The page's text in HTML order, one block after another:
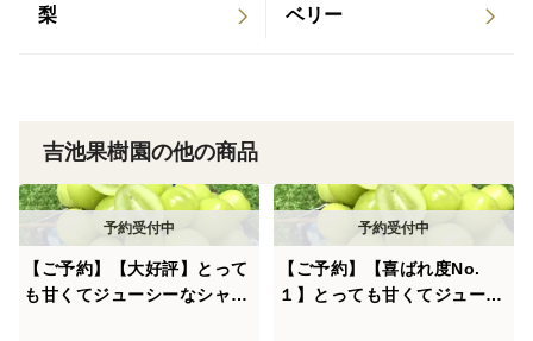
召し上がりいただけると幸いです。
梨 ベリー
吉池果樹園の他の商品
【ご予約】【大好評】とって
も甘くてジューシーなシャイ
【ご予約】【喜ばれ度No.
１】とっても甘くてジューシ